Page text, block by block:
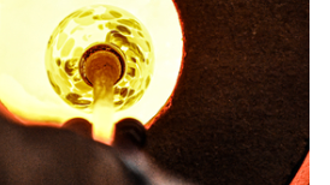
impressionnantes et est du même
style architectural que l'église de
Lentilles.
DÉCOUVRIR